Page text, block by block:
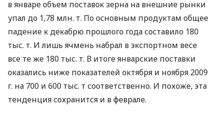
в январе объем поставок зерна на внешние рынки
упал до 1,78 млн. т. По основным продуктам общее
падение к декабрю прошлого года составило 180
тыс. т. И лишь ячмень набрал в экспортном весе
все те же 180 тыс. т. В итоге январские поставки
оказались ниже показателей октября и ноября 2009
г. на 700 и 600 тыс. т соответственно. И похоже, эта
тенденция сохранится и в феврале.